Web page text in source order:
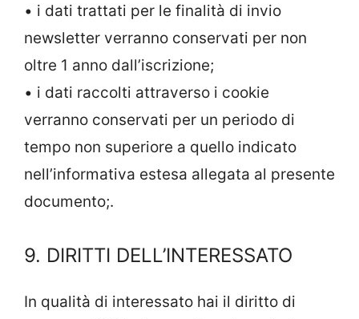
• i dati trattati per le finalità di invio
newsletter verranno conservati per non
oltre 1 anno dall’iscrizione;
• i dati raccolti attraverso i cookie
verranno conservati per un periodo di
tempo non superiore a quello indicato
nell’informativa estesa allegata al presente
documento;.
9. DIRITTI DELL’INTERESSATO
In qualità di interessato hai il diritto di